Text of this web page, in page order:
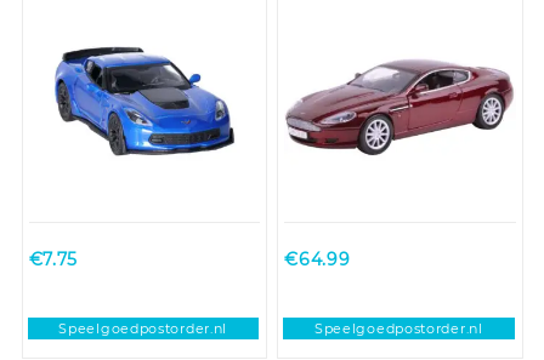
€7.75
Speelgoedpostorder.nl
€64.99
Speelgoedpostorder.nl